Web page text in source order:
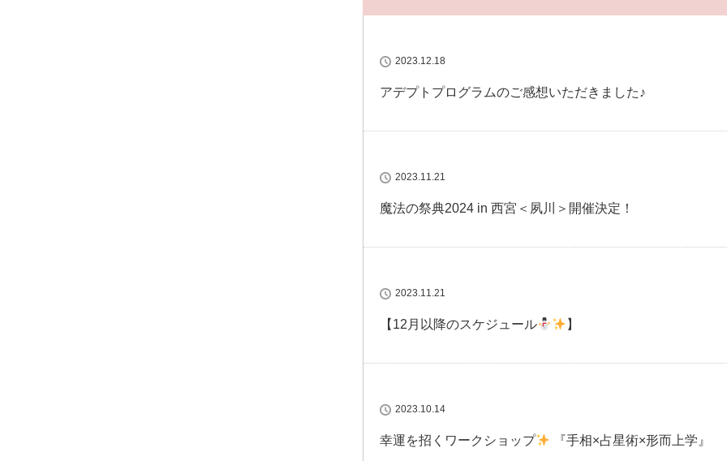
2023.12.18
アデプトプログラムのご感想いただきました♪
2023.11.21
魔法の祭典2024 in 西宮＜夙川＞開催決定！
2023.11.21
【12月以降のスケジュール 】
2023.10.14
幸運を招くワークショップ 『手相×占星術×形而上学』